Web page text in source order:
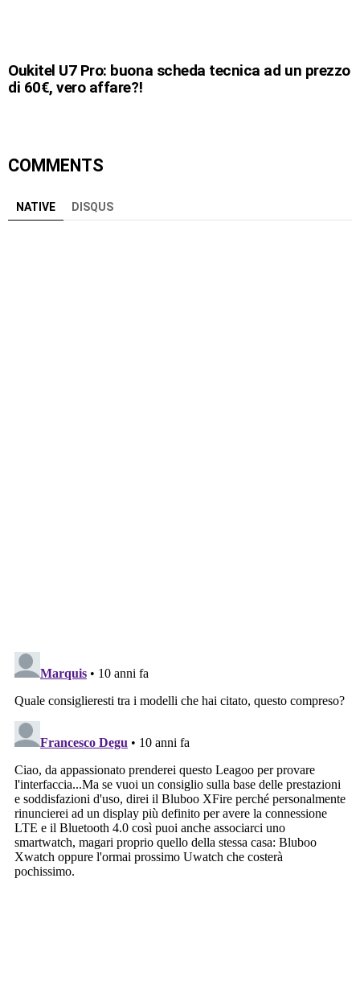
Oukitel U7 Pro: buona scheda tecnica ad un prezzo
di 60€, vero affare?!
COMMENTS
NATIVE DISQUS